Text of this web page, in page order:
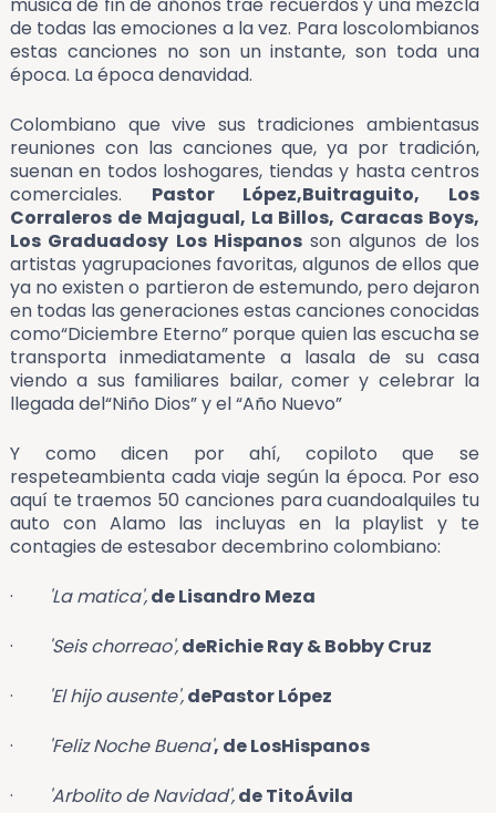
música de fin de añonos trae recuerdos y una mezcla
de todas las emociones a la vez. Para loscolombianos
estas canciones no son un instante, son toda una
época. La época denavidad.
Colombiano que vive sus tradiciones ambientasus
reuniones con las canciones que, ya por tradición,
suenan en todos loshogares, tiendas y hasta centros
comerciales. Pastor López,Buitraguito, Los
Corraleros de Majagual, La Billos, Caracas Boys,
Los Graduadosy Los Hispanosson algunos de los
artistas yagrupaciones favoritas, algunos de ellos que
ya no existen o partieron de estemundo, pero dejaron
en todas las generaciones estas canciones conocidas
como“Diciembre Eterno” porque quien las escucha se
transporta inmediatamente a lasala de su casa
viendo a sus familiares bailar, comer y celebrar la
llegada del“Niño Dios” y el “Año Nuevo”
Y como dicen por ahí, copiloto que se
respeteambienta cada viaje según la época. Por eso
aquí te traemos 50 canciones para cuandoalquiles tu
auto con Alamo las incluyas en la playlist y te
contagies de estesabor decembrino colombiano:
·
'La matica',de Lisandro Meza
·
'Seis chorreao',deRichie Ray & Bobby Cruz
·
'El hijo ausente',dePastor López
·
'Feliz Noche Buena', de LosHispanos
·
'Arbolito de Navidad',de TitoÁvila